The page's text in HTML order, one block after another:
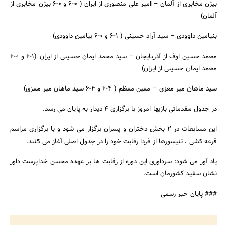
بیژن مخابری از آلمان – امیر علی منصوری از ایران ( 0-6 و 0-6 بیژن مخابری از
آلمان)
بنیامین داوودی – سید آراد حسینی ( 1-6 و 0-6 بیامین داوودی)
محمد حسین اوف از آذربایجان – سید محمد ایمان حسینی از ایران (1-6 و 0-6
محمد ایمان حسینی از ایران)
سید ماهان میر معزی – معین معظم ( 4-6 و 4-6 سید ماهان میر معزی)
در جدول مقدماتی بازیها امروز با برگزاری 4 دیدار به پایان می رسد.
این مسابقات در 2 بخش دختران و پسران برگزار می شود و با برگزاری مراسم
قرعه کشی ، تنیسورها از فردا رقابت خود را در جدول اصلی آغاز می کنند.
یاد آور می شود: سرداوری این دوره از رقابت ها بر عهده محسن خداپرست داور
نشان سفید کشورمان است.
### پایان خبر رسمی